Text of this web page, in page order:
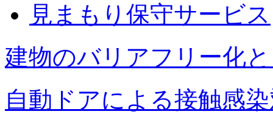
見まもり保守サービス
建物のバリアフリー化
自動ドアによる接触感